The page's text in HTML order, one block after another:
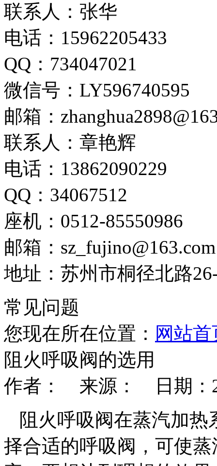
联系人：张华
电话：15962205433
QQ：734047021
微信号：LY596740595
邮箱：
联系人：章艳辉
电话：13862090229
QQ：34067512
座机：0512-85550986
邮箱：sz_fujino@163.com
地址：苏州市桐径北路
常见问题
您现在所在位置： 网站首
阻火呼吸阀的选用
作者： 来源： 日期：
阻火呼吸阀在蒸汽加
择合适的呼吸阀，可使